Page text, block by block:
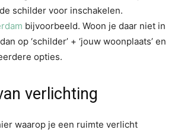
schilder voor inschakelen.
bijvoorbeeld. Woon je daar niet in
op ‘schilder’ + ‘jouw woonplaats’ en
opties.
verlichting
waarop je een ruimte verlicht